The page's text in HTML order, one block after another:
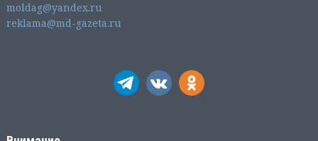
moldag@yandex.ru
reklama@md-gazeta.ru